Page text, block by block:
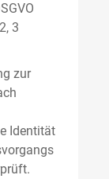
3
zur
Identität